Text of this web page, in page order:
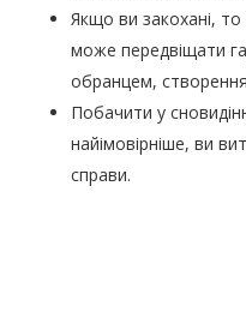
Якщо ви закохані, то
може передвіщати
обранцем,
Побачити у
найімовірніше, ви
справи.